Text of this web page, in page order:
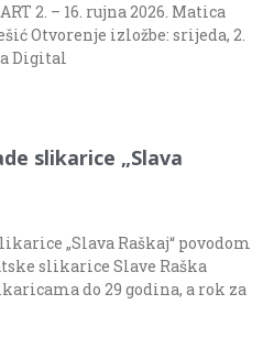
2. – 16. rujna 2026. Matica
Otvorenje izložbe: srijeda, 2.
Digital
slikarice „Slava
„Slava Raškaj“ povodom
slikarice Slave Raška
do 29 godina, a rok za